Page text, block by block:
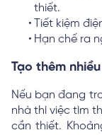
thiết.
Tiết kiệm
Hạn chế ra
Tạo thêm
Nếu bạn đang
nhà thì việc tìm
cần thiết.